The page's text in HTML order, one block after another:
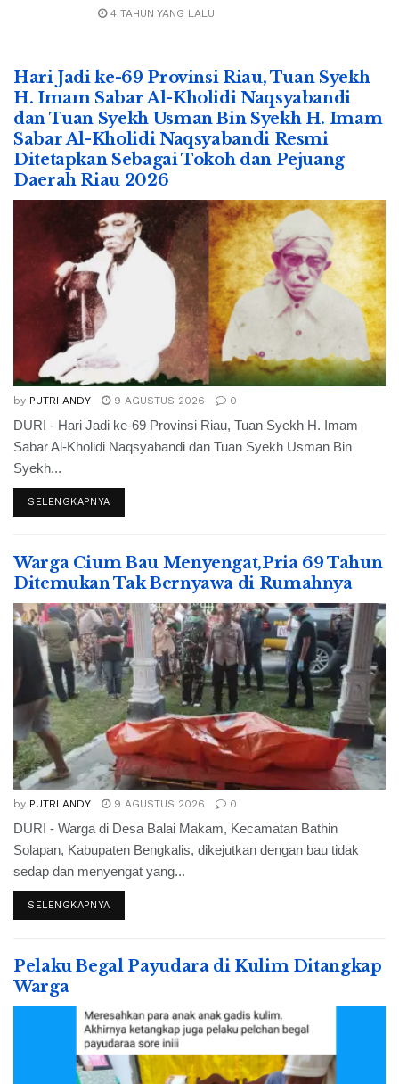
4 TAHUN YANG LALU
Hari Jadi ke-69 Provinsi Riau, Tuan Syekh
H. Imam Sabar Al-Kholidi Naqsyabandi
dan Tuan Syekh Usman Bin Syekh H. Imam
Sabar Al-Kholidi Naqsyabandi Resmi
Ditetapkan Sebagai Tokoh dan Pejuang
Daerah Riau 2026
by PUTRI ANDY 9 AGUSTUS 2026 0
DURI - Hari Jadi ke-69 Provinsi Riau, Tuan Syekh H. Imam
Sabar Al-Kholidi Naqsyabandi dan Tuan Syekh Usman Bin
Syekh...
SELENGKAPNYA
Warga Cium Bau Menyengat,Pria 69 Tahun
Ditemukan Tak Bernyawa di Rumahnya
by PUTRI ANDY 9 AGUSTUS 2026 0
DURI - Warga di Desa Balai Makam, Kecamatan Bathin
Solapan, Kabupaten Bengkalis, dikejutkan dengan bau tidak
sedap dan menyengat yang...
SELENGKAPNYA
Pelaku Begal Payudara di Kulim Ditangkap
Warga